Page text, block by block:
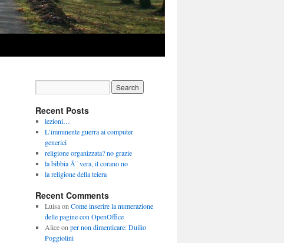
Recent Posts
lezioni…
L’imminente guerra ai computer
generici
religione organizzata? no grazie
la bibbia Ã¨ vera, il corano no
la religione della teiera
Recent Comments
Luisaon Come inserire la numerazione
delle pagine con OpenOffice
Aliceon per non dimenticare: Duilio
Poggiolini